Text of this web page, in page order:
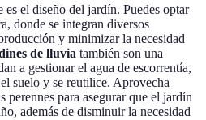
el diseño del jardín. Puedes optar
donde se integran diversos
y minimizar la necesidad
de lluvia también son una
a gestionar el agua de escorrentía,
suelo y se reutilice. Aprovecha
perennes para asegurar que el jardín
además de disminuir la necesidad